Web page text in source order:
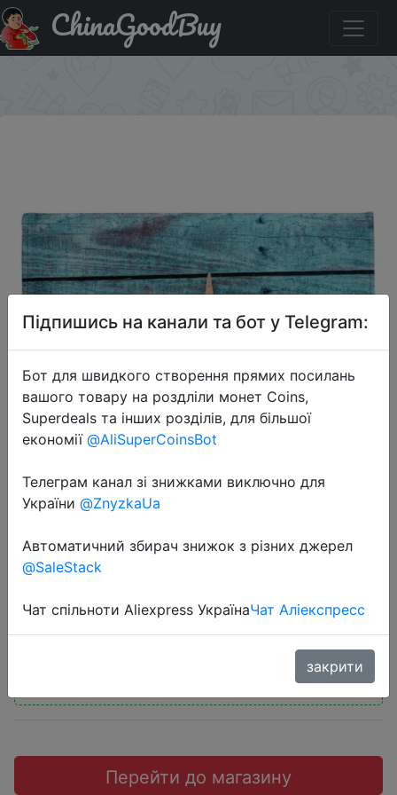
Код на знижку DJDL13 Starfish Shell Large Size Coral
Fleece Bath RugChinaGoodBuy
2019-02-15
Fleece Bath Rug
$2.99
Перейти до магазину
Підпишись на канали та бот у Telegram:
Бот для швидкого створення прямих посилань
вашого товару на роздліли монет Coins,
Superdeals та інших розділів, для більшої
економії @AliSuperCoinsBot
Телеграм канал зі знижками виключно для
України @ZnyzkaUa
Автоматичний збирач знижок з різних джерел
@SaleStack
Чат спільноти Aliexpress УкраїнаЧат Аліекспресс
закрити